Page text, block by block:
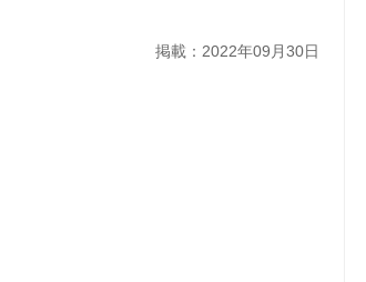
掲載：2022年09月30日